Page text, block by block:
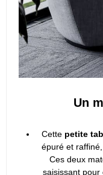
Un
Cette petite
épuré et
Ces deux
saisissant pour